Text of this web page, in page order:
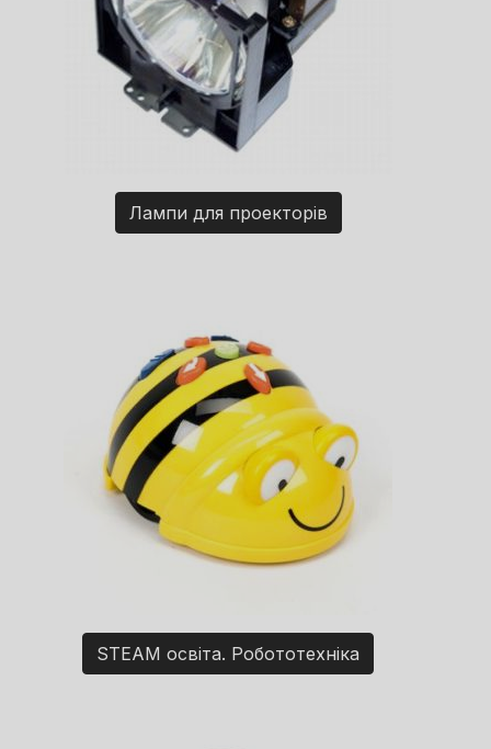
Лампи для проекторів
STEAM освіта. Робототехніка